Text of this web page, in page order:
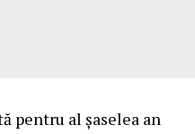
pentru al șaselea an